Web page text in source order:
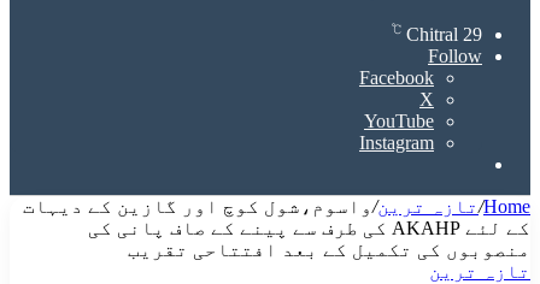
Chitral 29
℃
Follow
Facebook
X
YouTube
Instagram
Home
/تازہ ترین/واسوم،شول کوچ اور گازین کے دیہات
کے لئے AKAHP کی طرف سے پینے کے صاف پانی کی
منصوبوں کی تکمیل کے بعد افتتاحی تقریب
تازہ ترین